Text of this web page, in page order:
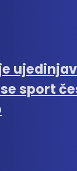
sport